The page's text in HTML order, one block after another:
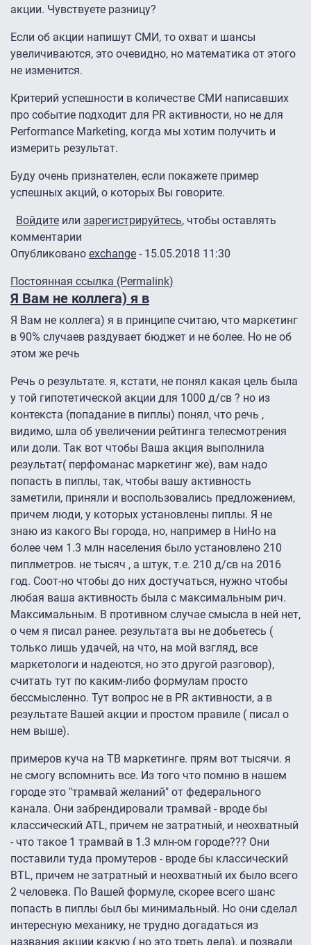
акции. Чувствуете разницу?
Если об акции напишут СМИ, то охват и шансы
увеличиваются, это очевидно, но математика от этого
не изменится.
Критерий успешности в количестве СМИ написавших
про событие подходит для PR активности, но не для
Performance Marketing, когда мы хотим получить и
измерить результат.
Буду очень признателен, если покажете пример
успешных акций, о которых Вы говорите.
Войдите или зарегистрируйтесь, чтобы оставлять
комментарии
Опубликовано exchange - 15.05.2018 11:30
Постоянная ссылка (Permalink)
Я Вам не коллега) я в
Я Вам не коллега) я в принципе считаю, что маркетинг
в 90% случаев раздувает бюджет и не более. Но не об
этом же речь
Речь о результате. я, кстати, не понял какая цель была
у той гипотетической акции для 1000 д/св ? но из
контекста (попадание в пиплы) понял, что речь ,
видимо, шла об увеличении рейтинга телесмотрения
или доли. Так вот чтобы Ваша акция выполнила
результат( перфоманас маркетинг же), вам надо
попасть в пиплы, так, чтобы вашу активность
заметили, приняли и воспользовались предложением,
причем люди, у которых установлены пиплы. Я не
знаю из какого Вы города, но, например в НиНо на
более чем 1.3 млн населения было установлено 210
пиплметров. не тысяч , а штук, т.е. 210 д/св на 2016
год. Соот-но чтобы до них достучаться, нужно чтобы
любая ваша активность была с максимальным рич.
Максимальным. В противном случае смысла в ней нет,
о чем я писал ранее. результата вы не добьетесь (
только лишь удачей, на что, на мой взгляд, все
маркетологи и надеются, но это другой разговор),
считать тут по каким-либо формулам просто
бессмысленно. Тут вопрос не в PR активности, а в
результате Вашей акции и простом правиле ( писал о
нем выше).
примеров куча на ТВ маркетинге. прям вот тысячи. я
не смогу вспомнить все. Из того что помню в нашем
городе это "трамвай желаний" от федерального
канала. Они забрендировали трамвай - вроде бы
классический ATL, причем не затратный, и неохватный
- что такое 1 трамвай в 1.3 млн-ом городе??? Они
поставили туда промутеров - вроде бы классический
BTL, причем не затратный и неохватный их было всего
2 человека. По Вашей формуле, скорее всего шанс
попасть в пиплы был бы минимальный. Но они сделал
интересную механику, не трудно догадаться из
названия акции какую ( но это треть дела), и позвали